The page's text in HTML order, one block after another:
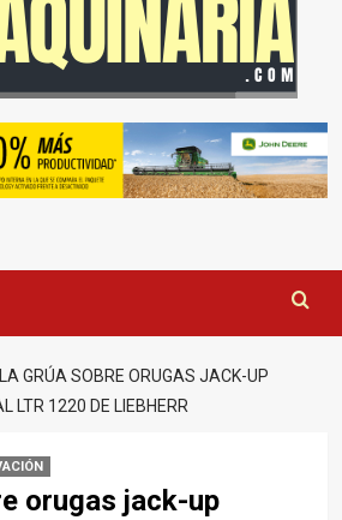
LA GRÚA SOBRE ORUGAS JACK-UP
LTR 1220 DE LIEBHERR
orugas jack-up